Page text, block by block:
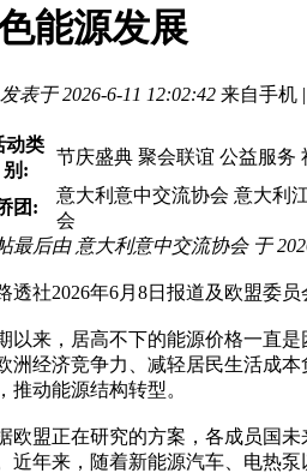
能源发展
发表于 2026-6-11 12:02:42 来自手机 |
动类
别:
节庆盛典 聚会联谊 公益服务
团:
意大利意中交流协会 意大利
会
最后由 意大利意中交流协会 于
透社2026年6月8日报道及欧盟委
以来，居高不下的能源价格一直
洲经济竞争力、减轻居民生活成
推动能源结构转型。
欧盟正在研究的方案，各成员国
近年来，随着新能源汽车、电热